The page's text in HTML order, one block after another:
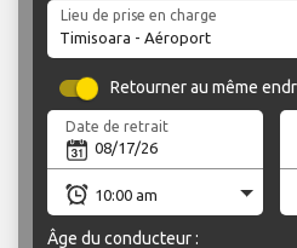
Lieu de prise en charge
Retourner au même
Date de retrait
Âge du conducteur :